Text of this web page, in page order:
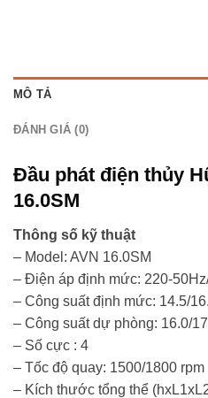
MÔ TẢ
ĐÁNH GIÁ (0)
Đầu phát điện thủy
16.0SM
Thông số kỹ thuật
– Model: AVN 16.0SM
– Điện áp định mức: 220-
– Công suất định mức: 14.5/
– Công suất dự phòng: 16.0/
– Số cực : 4
– Tốc độ quay: 1500/1800 rpm
– Kích thước tổng thể